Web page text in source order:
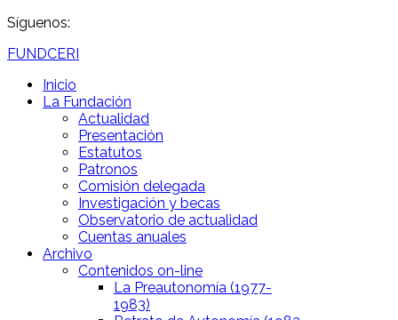
Síguenos:
FUNDCERI
Inicio
La Fundación
Actualidad
Presentación
Estatutos
Patronos
Comisión delegada
Investigación y becas
Observatorio de actualidad
Cuentas anuales
Archivo
Contenidos on-line
La Preautonomía (1977-
1983)